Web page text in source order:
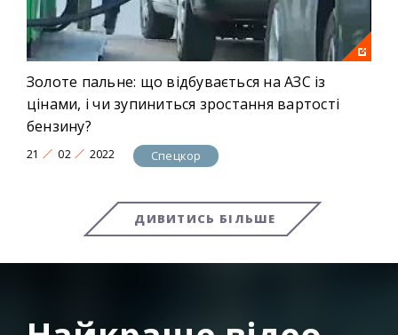
Золоте пальне: що відбувається на АЗС із
цінами, і чи зупиниться зростання вартості
бензину?
21 02 2022 Спецкор
ДИВИТИСЬ БІЛЬШЕ